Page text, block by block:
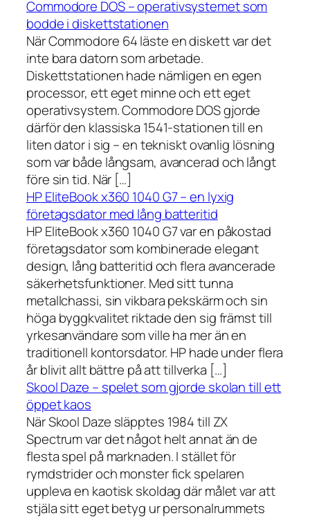
Commodore DOS – operativsystemet som
bodde i diskettstationen
När Commodore 64 läste en diskett var det
inte bara datorn som arbetade.
Diskettstationen hade nämligen en egen
processor, ett eget minne och ett eget
operativsystem. Commodore DOS gjorde
därför den klassiska 1541-stationen till en
liten dator i sig – en tekniskt ovanlig lösning
som var både långsam, avancerad och långt
före sin tid. När […]
HP EliteBook x360 1040 G7 – en lyxig
företagsdator med lång batteritid
HP EliteBook x360 1040 G7 var en påkostad
företagsdator som kombinerade elegant
design, lång batteritid och flera avancerade
säkerhetsfunktioner. Med sitt tunna
metallchassi, sin vikbara pekskärm och sin
höga byggkvalitet riktade den sig främst till
yrkesanvändare som ville ha mer än en
traditionell kontorsdator. HP hade under flera
år blivit allt bättre på att tillverka […]
Skool Daze – spelet som gjorde skolan till ett
öppet kaos
När Skool Daze släpptes 1984 till ZX
Spectrum var det något helt annat än de
flesta spel på marknaden. I stället för
rymdstrider och monster fick spelaren
uppleva en kaotisk skoldag där målet var att
stjäla sitt eget betyg ur personalrummets